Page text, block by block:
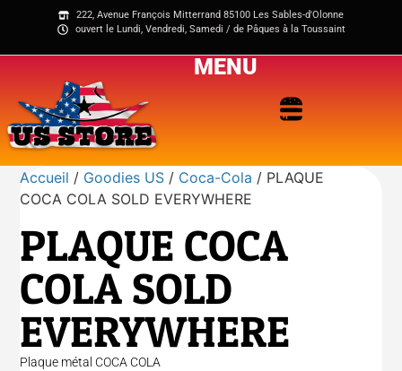
222, Avenue François Mitterrand 85100 Les Sables-d'Olonne
ouvert le Lundi, Vendredi, Samedi / de Pâques à la Toussaint
MENU
Accueil / Goodies US / Coca-Cola / PLAQUE
COCA COLA SOLD EVERYWHERE
PLAQUE COCA
COLA SOLD
EVERYWHERE
Plaque métal COCA COLA